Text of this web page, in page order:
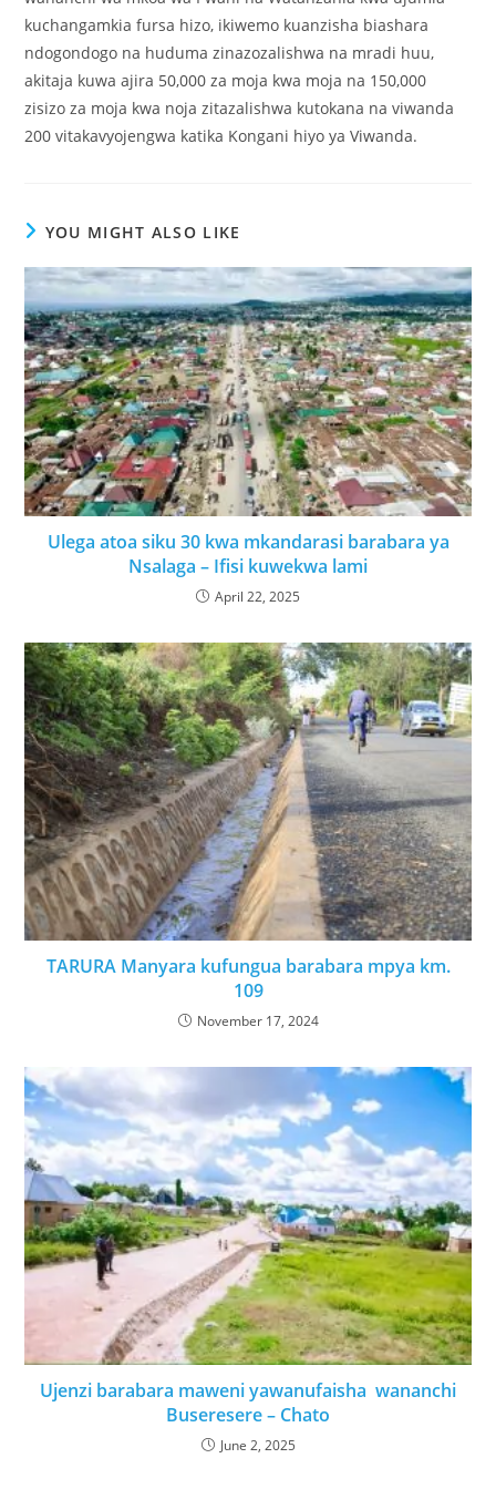
kuchangamkia fursa hizo, ikiwemo kuanzisha biashara
ndogondogo na huduma zinazozalishwa na mradi huu,
akitaja kuwa ajira 50,000 za moja kwa moja na 150,000
zisizo za moja kwa noja zitazalishwa kutokana na viwanda
200 vitakavyojengwa katika Kongani hiyo ya Viwanda.
YOU MIGHT ALSO LIKE
Ulega atoa siku 30 kwa mkandarasi barabara ya
Nsalaga – Ifisi kuwekwa lami
April 22, 2025
TARURA Manyara kufungua barabara mpya km.
109
November 17, 2024
Ujenzi barabara maweni yawanufaisha wananchi
Buseresere – Chato
June 2, 2025